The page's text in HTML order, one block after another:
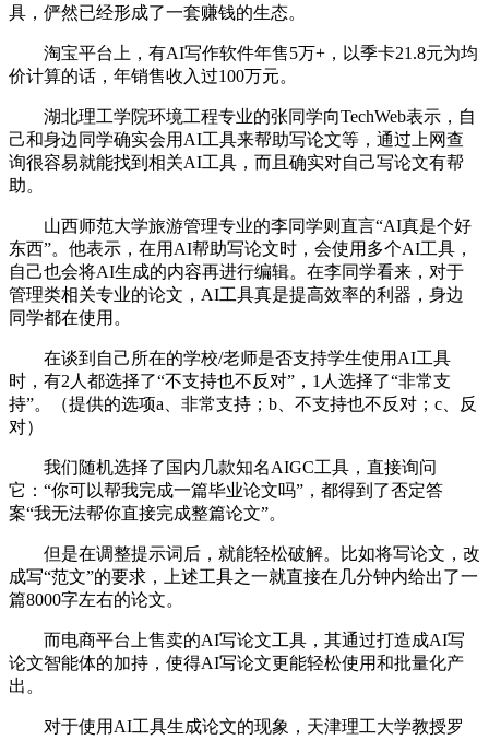
具，俨然已经形成了一套赚钱的生态。
淘宝平台上，有AI写作软件年售5万+，以季卡21.8元为均
价计算的话，年销售收入过100万元。
湖北理工学院环境工程专业的张同学向TechWeb表示，自
己和身边同学确实会用AI工具来帮助写论文等，通过上网查
询很容易就能找到相关AI工具，而且确实对自己写论文有帮
助。
山西师范大学旅游管理专业的李同学则直言“AI真是个好
东西”。他表示，在用AI帮助写论文时，会使用多个AI工具，
自己也会将AI生成的内容再进行编辑。在李同学看来，对于
管理类相关专业的论文，AI工具真是提高效率的利器，身边
同学都在使用。
在谈到自己所在的学校/老师是否支持学生使用AI工具
时，有2人都选择了“不支持也不反对”，1人选择了“非常支
持”。（提供的选项a、非常支持；b、不支持也不反对；c、反
对）
我们随机选择了国内几款知名AIGC工具，直接询问
它：“你可以帮我完成一篇毕业论文吗”，都得到了否定答
案“我无法帮你直接完成整篇论文”。
但是在调整提示词后，就能轻松破解。比如将写论文，改
成写“范文”的要求，上述工具之一就直接在几分钟内给出了一
篇8000字左右的论文。
而电商平台上售卖的AI写论文工具，其通过打造成AI写
论文智能体的加持，使得AI写论文更能轻松使用和批量化产
出。
对于使用AI工具生成论文的现象，天津理工大学教授罗